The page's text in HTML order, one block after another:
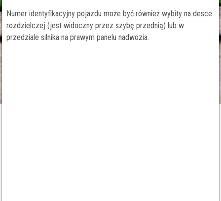
Numer identyfikacyjny pojazdu może być również wybity na desce
rozdzielczej (jest widoczny przez szybę przednią) lub w
przedziale silnika na prawym panelu nadwozia.